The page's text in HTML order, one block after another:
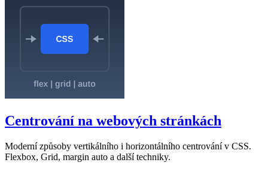
Centrování na webových stránkách
Moderní způsoby vertikálního i horizontálního centrování v CSS.
Flexbox, Grid, margin auto a další techniky.